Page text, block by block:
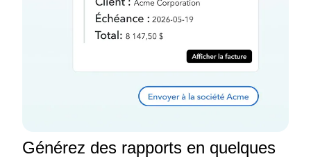
Générez des rapports en quelques